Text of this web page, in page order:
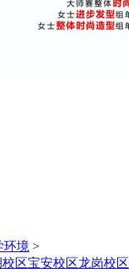
环境 >
区宝安校区龙岗校区